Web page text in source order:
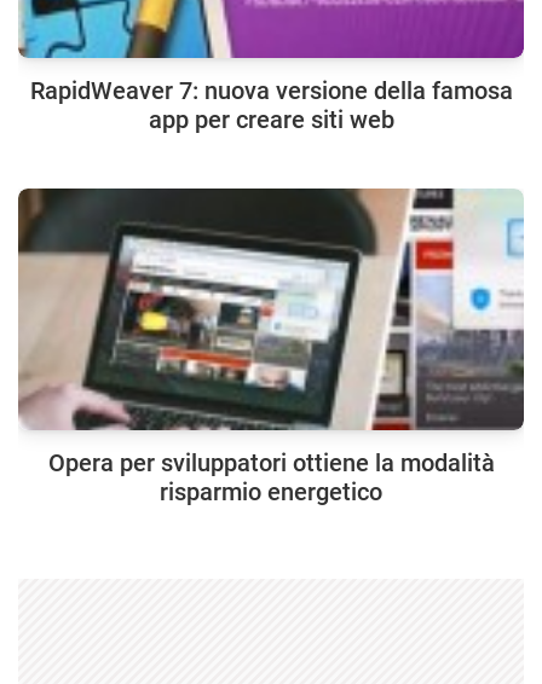
RapidWeaver 7: nuova versione della famosa
app per creare siti web
Opera per sviluppatori ottiene la modalità
risparmio energetico